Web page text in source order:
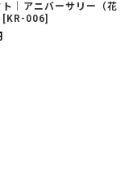
｜アニバーサリー（花
[ KR-006]